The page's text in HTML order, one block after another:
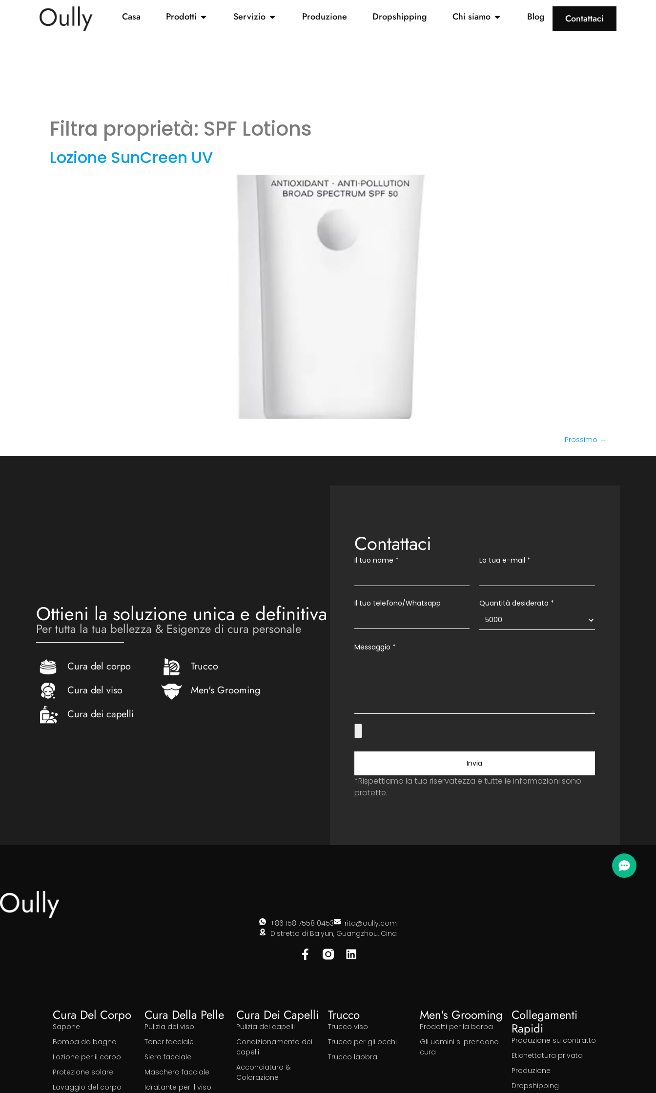
Casa Prodotti Servizio Produzione Dropshipping Chi siamo Blog Contattaci
Filtra proprietà: SPF Lotions
Lozione SunCreen UV
Prossimo →
Ottieni la soluzione unica e definitiva
Per tutta la tua bellezza & Esigenze di cura personale
Cura del corpo
Trucco
Cura del viso
Men's Grooming
Cura dei capelli
Contattaci
Il tuo nome * La tua e-mail *
Il tuo telefono/Whatsapp Quantità desiderata *
Messaggio *
Invia
*Rispettiamo la tua riservatezza e tutte le informazioni sono
protette.
+86 158 7558 0453
rita@oully.com
Distretto di Baiyun, Guangzhou, Cina
Cura Del Corpo
Sapone
Bomba da bagno
Lozione per il corpo
Protezione solare
Lavaggio del corpo
Cura Della Pelle
Pulizia del viso
Toner facciale
Siero facciale
Maschera facciale
Idratante per il viso
Cura Dei Capelli
Pulizia dei capelli
Condizionamento dei
capelli
Acconciatura &
Colorazione
Trucco
Trucco viso
Trucco per gli occhi
Trucco labbra
Men's Grooming
Prodotti per la barba
Gli uomini si prendono
cura
Collegamenti
Rapidi
Produzione su contratto
Etichettatura privata
Produzione
Dropshipping